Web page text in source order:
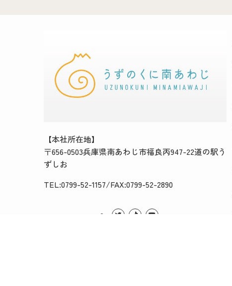
【本社所在地】
〒656-0503兵庫県南あわじ市福良丙947-22道の駅う
ずしお
TEL:0799-52-1157/FAX:0799-52-2890